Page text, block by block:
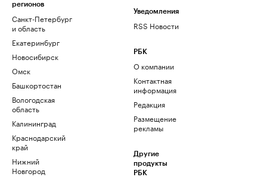
регионов
Санкт-Петербург
и область
Екатеринбург
Новосибирск
Омск
Башкортостан
Вологодская
область
Калининград
Краснодарский
край
Нижний
Новгород
Уведомления
RSS Новости
РБК
О компании
Контактная
информация
Редакция
Размещение
рекламы
Другие
продукты
РБК